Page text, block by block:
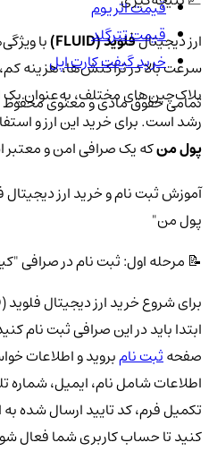
ارز دیجیتالفلوید (FLUID)
با
سرعت بالا در تراکنش‌ها، هزینه
بلاک‌چین‌های مختلف، به‌عنوان یک
رشد است. برای خرید این ارز و
پول منکه یک صرافی امن و معتبر
پول من"
📝 مرحله اول: ثبت نام در صرافی
ابتدا باید در این صرافی ثبت نام
صفحهثبت نامبروید و اطلاعات
اطلاعات شامل نام، ایمیل، شماره
تکمیل فرم، کد تایید ارسال شده به
کنید تا حساب کاربری شما فعال
قیمت اتریوم
قیمت تترگلد
خرید گیفت کارت اپل
تمامی حقوق مادی و معنوی